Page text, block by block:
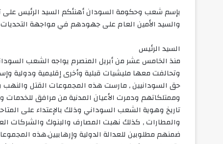
بإسم شعب وحكومة السودان أهنئكم السيد الرئيس على
والسيد الأمين العام على جهودهم في مواجهة
السيد الرئيس
منذ الخامس عشر من أبريل المنصرم يواجه الشعب
وتحالفت معها مليشيات قبلية وأخرى إقليمية ودولية
حق السودانيين , مارست هذه المجموعات القتل والنهب
وممتلكاتهم ودمرت الأعيان المدنية من مرافق
تاريخ وهوية الشعب السوداني وذلك بالإعتداء على
والمطارات , كذلك نهبت المصارف والبنوك والشركات
ضمنهم مطلوبين للعدالة الدولية وإرهابيين.هذه